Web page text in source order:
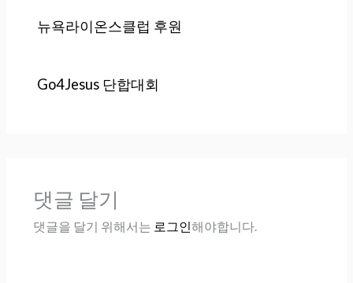
뉴욕라이온스클럽 후원
Go4Jesus 단합대회
댓글 달기
댓글을 달기 위해서는 로그인해야합니다.